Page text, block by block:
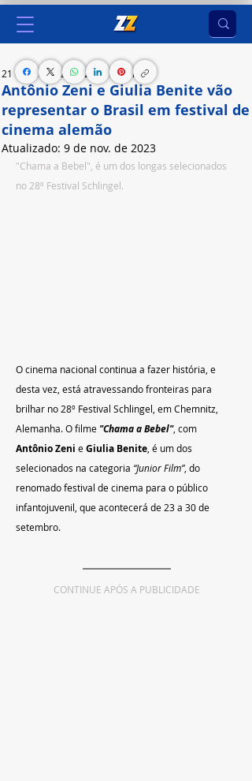
Antônio Zeni e Giulia Benite vão
representar o Brasil em festival de
cinema alemão
21 de set. de 2023 2 min de leitura
Atualizado: 9 de nov. de 2023
"Chama a Bebel", é um dos longas selecionados
no 28º Festival Schlingel.
O cinema nacional continua a fazer história, e
desta vez, está atravessando fronteiras para
brilhar no 28º Festival Schlingel, em Chemnitz,
Alemanha. O filme "Chama a Bebel", com
Antônio Zeni e Giulia Benite, é um dos
selecionados na categoria “Junior Film”, do
renomado festival de cinema para o público
infantojuvenil, que acontecerá de 23 a 30 de
setembro.
CONTINUE APÓS A PUBLICIDADE